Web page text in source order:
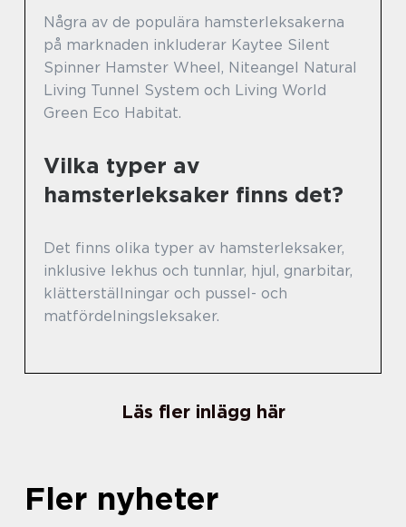
Några av de populära hamsterleksakerna
på marknaden inkluderar Kaytee Silent
Spinner Hamster Wheel, Niteangel Natural
Living Tunnel System och Living World
Green Eco Habitat.
Vilka typer av
hamsterleksaker finns det?
Det finns olika typer av hamsterleksaker,
inklusive lekhus och tunnlar, hjul, gnarbitar,
klätterställningar och pussel- och
matfördelningsleksaker.
Läs fler inlägg här
Fler nyheter